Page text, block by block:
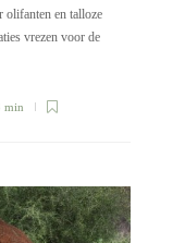
olifanten en talloze
vrezen voor de
min